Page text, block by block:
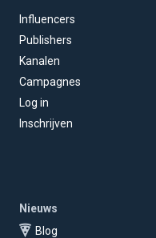
Influencers
Publishers
Kanalen
Campagnes
Log in
Inschrijven
Nieuws
Blog